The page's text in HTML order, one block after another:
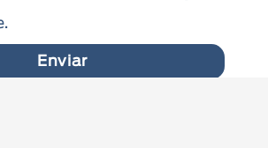
Enviar